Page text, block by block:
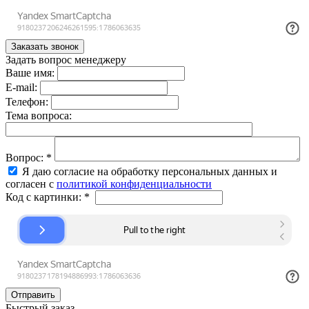
Задать вопрос менеджеру
Ваше имя:
E-mail:
Телефон:
Тема вопроса:
Вопрос: *
Я даю согласие на обработку персональных данных и
согласен с политикой конфиденциальности
Код с картинки: *